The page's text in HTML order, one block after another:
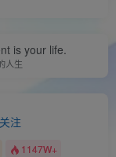
is your life.
人生
关注
1147W+